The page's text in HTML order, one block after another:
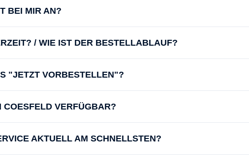
BEI MIR AN?
/ WIE IST DER BESTELLABLAUF?
"JETZT VORBESTELLEN"?
COESFELD VERFÜGBAR?
AKTUELL AM SCHNELLSTEN?